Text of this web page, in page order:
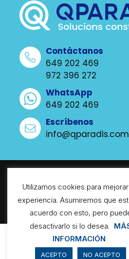
Contáctanos
649 202 469
972 396 272
WhatsApp
649 202 469
Escríbenos
info@qparadis.com
© QPARADIS SOLUCIONES
Utilizamos cookies para
experiencia. Asumiremos que
acuerdo con esto, pero
desactivarlo si lo desea.
INFORMACIÓN
ACEPTO NO ACEPTO